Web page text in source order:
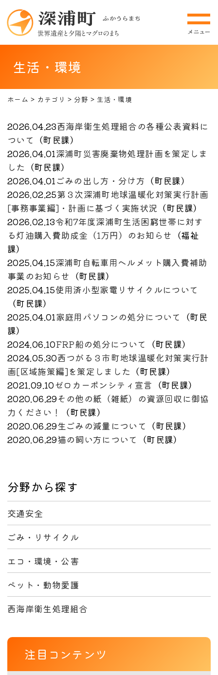
生活・環境
ホーム カテゴリ 分野 生活・環境
2026.04.23西海岸衛生処理組合の各種公表資料に
ついて （町民課）
2026.04.01深浦町災害廃棄物処理計画を策定しま
した （町民課）
2026.04.01ごみの出し方・分け方 （町民課）
2026.02.25第３次深浦町地球温暖化対策実行計画
[事務事業編]・計画に基づく実施状況 （町民課）
2026.02.13令和7年度深浦町生活困窮世帯に対す
る灯油購入費助成金（1万円）のお知らせ （福祉
課）
2025.04.15深浦町自転車用ヘルメット購入費補助
事業のお知らせ （町民課）
2025.04.15使用済小型家電リサイクルについて
（町民課）
2025.04.01家庭用パソコンの処分について （町民
課）
2024.06.10FRP船の処分について （町民課）
2024.05.30西つがる３市町地球温暖化対策実行計
画[区域施策編]を策定しました （町民課）
2021.09.10ゼロカーボンシティ宣言 （町民課）
2020.06.29その他の紙（雑紙）の資源回収に御協
力ください！
（町民課）
2020.06.29生ごみの減量について （町民課）
2020.06.29猫の飼い方について （町民課）
分野から探す
交通安全
ごみ・リサイクル
エコ・環境・公害
ペット・動物愛護
西海岸衛生処理組合
注目コンテンツ